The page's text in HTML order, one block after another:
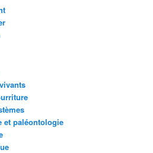
et paléontologie